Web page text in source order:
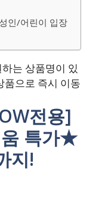
인/어린이 입장
는 상품명이 있
품으로 즉시 이동
전용]
특가★
지!